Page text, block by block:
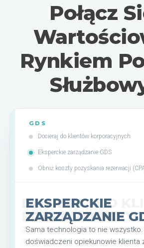
Połącz
Rynkiem
GDS
Docieraj do klientów korporacyjnych
Eksperckie zarządzanie GDS
Obniż koszty pozyskania rezerwacji
EKSPERCKIE
ZARZĄDZANIE
Sama technologia to nie wszystko.
doświadczeni opiekunowie klienta